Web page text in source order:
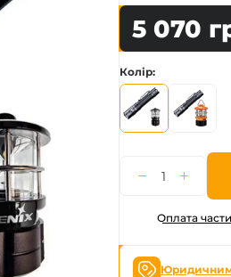
Fenix
5 070
Колір
Оплата